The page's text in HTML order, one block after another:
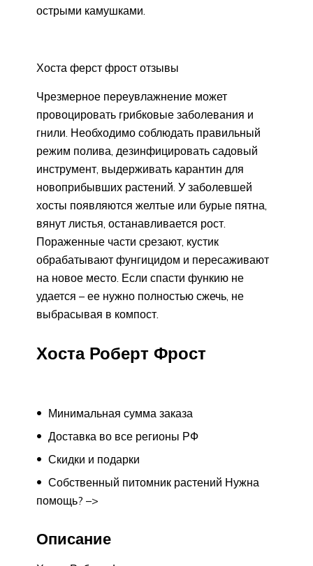
острыми камушками.
Хоста ферст фрост отзывы
Чрезмерное переувлажнение может
провоцировать грибковые заболевания и
гнили. Необходимо соблюдать правильный
режим полива, дезинфицировать садовый
инструмент, выдерживать карантин для
новоприбывших растений. У заболевшей
хосты появляются желтые или бурые пятна,
вянут листья, останавливается рост.
Пораженные части срезают, кустик
обрабатывают фунгицидом и пересаживают
на новое место. Если спасти функию не
удается – ее нужно полностью сжечь, не
выбрасывая в компост.
Хоста Роберт Фрост
Минимальная сумма заказа
Доставка во все регионы РФ
Скидки и подарки
Собственный питомник растений Нужна
помощь? –>
Описание